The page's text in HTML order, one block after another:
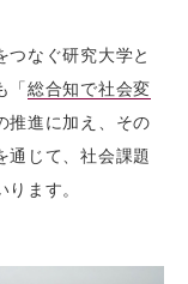
つなぐ研究大学と
「総合知で社会変
推進に加え、その
通じて、社会課題
ます。